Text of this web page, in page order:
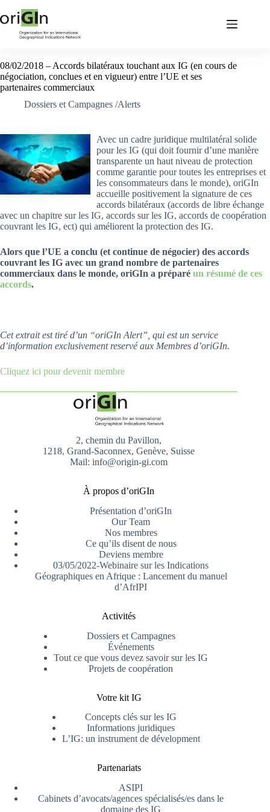
08/02/2018 – Accords bilatéraux touchant aux IG (en cours de
négociation, conclues et en vigueur) entre l’UE et ses
partenaires commerciaux
Dossiers et Campagnes /Alerts
Avec un cadre juridique multilatéral solide
pour les IG (qui doit fournir d’une manière
transparente un haut niveau de protection
comme garantie pour toutes les entreprises et
les consommateurs dans le monde), oriGIn
accueille positivement la signature de ces
accords bilatéraux (accords de libre échange
avec un chapitre sur les IG, accords sur les IG, accords de coopération
couvrant les IG, ect) qui améliorent la protection des IG.
Alors que l’UE a conclu (et continue de négocier) des accords
couvrant les IG avec un grand nombre de partenaires
commerciaux dans le monde, oriGIn a préparé un résumé de ces
accords.
Cet extrait est tiré d’un “oriGIn Alert”, qui est un service
d’information exclusivement reservé aux Membres d’oriGIn.
Cliquez ici pour devenir membre
2, chemin du Pavillon,
1218, Grand-Saconnex, Genève, Suisse
Mail: info@origin-gi.com
À propos d’oriGIn
Présentation d’oriGIn
Our Team
Nos membres
Ce qu’ils disent de nous
Deviens membre
03/05/2022-Webinaire sur les Indications
Géographiques en Afrique : Lancement du manuel
d’AfrIPI
Activités
Dossiers et Campagnes
Événements
Tout ce que vous devez savoir sur les IG
Projets de coopération
Votre kit IG
Concepts clés sur les IG
Informations juridiques
L’IG: un instrument de dévelopment
Partenariats
ASIPI
Cabinets d’avocats/agences spécialisés/es dans le
domaine des IG